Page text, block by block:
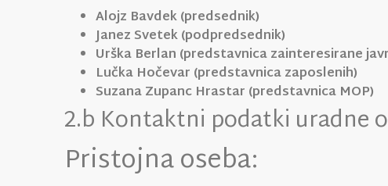
Alojz Bavdek (predsednik)
Janez Svetek (podpredsednik)
Urška Berlan (predstavnica zainteresirane
Lučka Hočevar (predstavnica zaposlenih)
Suzana Zupanc Hrastar (predstavnica MOP)
2.b Kontaktni podatki uradne
Pristojna oseba: